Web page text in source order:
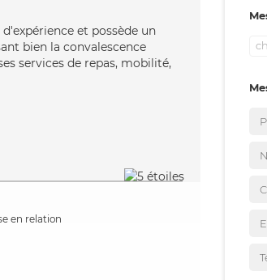
et possède un
bien la convalescence
services de repas, mobilité,
en relation